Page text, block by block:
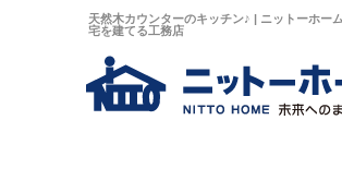
天然木カウンターのキッチン♪ | ニットーホー
宅を建てる工務店